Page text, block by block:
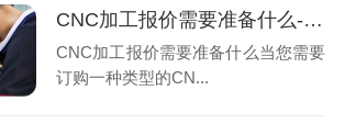
CNC加工报价需要准备什么-深圳伟迈特
CNC加工报价需要准备什么当您需要
订购一种类型的CN...